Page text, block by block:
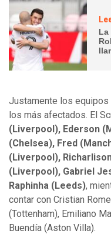
La
Justamente los equipos
los más afectados. El
(Liverpool), Ederson
(Chelsea), Fred
(Liverpool),
(Liverpool), Gabriel
Raphinha (Leeds),
contar con Cristian
(Tottenham), Emiliano
Buendía (Aston Villa).